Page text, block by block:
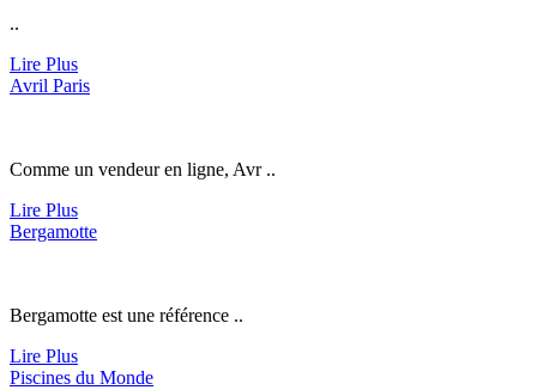
..
Lire Plus
Avril Paris
Comme un vendeur en ligne, Avr ..
Lire Plus
Bergamotte
Bergamotte est une référence ..
Lire Plus
Piscines du Monde